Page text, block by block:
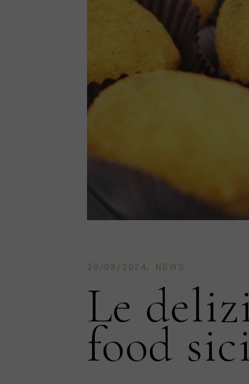
20/08/2024 NEWS
Le
food